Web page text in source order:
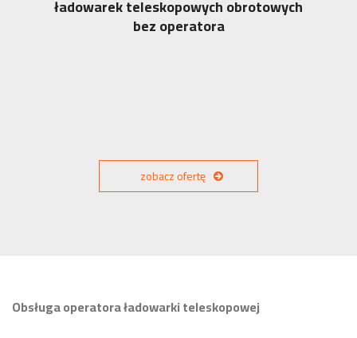
ładowarek teleskopowych obrotowych
bez operatora
zobacz ofertę
Obsługa operatora ładowarki teleskopowej